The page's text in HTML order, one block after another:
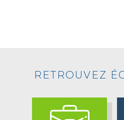
RETROUVEZ